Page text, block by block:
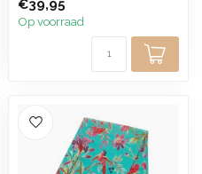
sfee...
€39,95
Op voorraad